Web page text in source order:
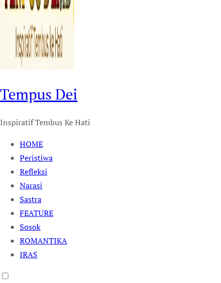
Tempus Dei
Inspiratif Tembus Ke Hati
HOME
Peristiwa
Refleksi
Narasi
Sastra
FEATURE
Sosok
ROMANTIKA
IRAS